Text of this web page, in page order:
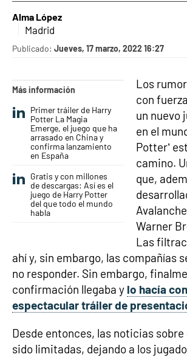
Alma López
Madrid
Publicado: Jueves, 17 marzo, 2022 16:27
Más información
Primer tráiler de Harry
Potter La Magia
Emerge, el juego que ha
arrasado en China y
confirma lanzamiento
en España
Gratis y con millones
de descargas: Así es el
juego de Harry Potter
del que todo el mundo
habla
Los
con
un nuevo
en el
Potter’
camino.
que,
Warner
Las
ahí y, sin embargo, las compañías
no responder. Sin embargo,
confirmación llegaba y lo hacía
espectacular tráiler de
Desde entonces, las noticias sobre
sido limitadas, dejando a los